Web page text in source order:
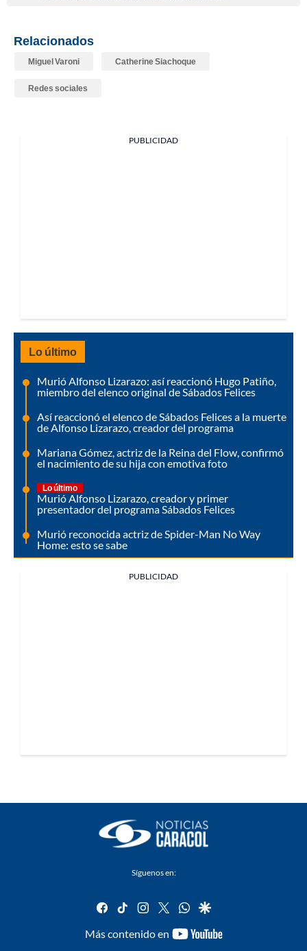
Relacionados
Miguel Varoni Catherine Siachoque
Redes sociales
PUBLICIDAD
Lo último
Murió Alfonso Lizarazo: así reaccionó Hugo Patiño,
miembro del elenco original de Sábados Felices
Así reaccionó el elenco de Sábados Felices a la muerte
de Alfonso Lizarazo, creador del programa
Mariana Gómez, actriz de la Reina del Flow, confirmó
el nacimiento de su hija con emotiva foto
Lo último
Murió Alfonso Lizarazo, creador y primer
presentador del programa Sábados Felices
Murió reconocida actriz de Spider-Man No Way
Home: esto se sabe
PUBLICIDAD
Síguenos en:
facebook
tiktok instagram
twitterwhatsapp
google
Más contenido en
youtube-